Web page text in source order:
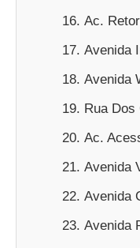
Ac.
Avenida
Avenida
Rua Dos
Ac.
Avenida
Avenida
Avenida